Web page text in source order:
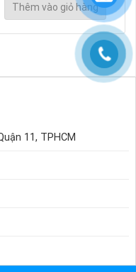
Thêm vào giỏ hàng
11, TPHCM